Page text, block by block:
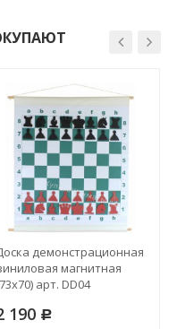
демонстрационная
магнитная
арт. DD04
190 Р